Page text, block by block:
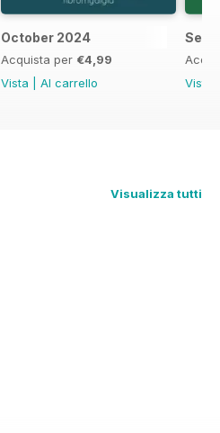
October 2024
Acquista per €4,99
Vista
Al carrello
Vista
Visualizza tutti